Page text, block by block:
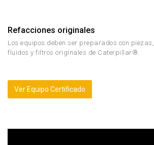
Refacciones originales
Los equipos deben ser preparados con piezas,
fluidos y filtros originales de Caterpillar®.
Ver Equipo Certificado